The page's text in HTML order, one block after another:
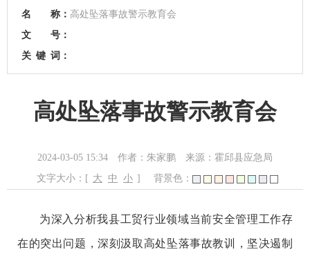
名 称： 高处坠落事故警示教育会
文 号：
关 键 词：
高处坠落事故警示教育会
2024-03-05 15:34 作者：朱家鹏
来源：霍邱县应急局
文字大小：[ 大 中 小 ] 背景色：
为深入分析我县工贸行业领域当前安全管理工作存
在的突出问题，深刻汲取高处坠落事故教训，坚决遏制